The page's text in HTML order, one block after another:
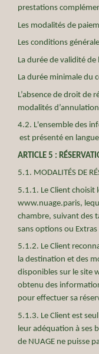
prestations
Les modalités de
Les conditions
La durée de validité
La durée minimale du
L’absence de droit de
modalités
4.2. L'ensemble des
est présenté en
ARTICLE 5 :
5.1. MODALITÉS DE
5.1.1. Le Client choisit
www.nuage.paris,
chambre, suivant des
sans options ou
5.1.2. Le Client
la destination et des
disponibles sur le site
obtenu des
pour effectuer sa
5.1.3. Le Client est
leur adéquation à ses
de NUAGE ne puisse